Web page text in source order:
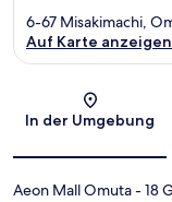
6-67 Misakimachi,
Auf Karte anzeigen
In der Umgebung
Aeon Mall Omuta- 18